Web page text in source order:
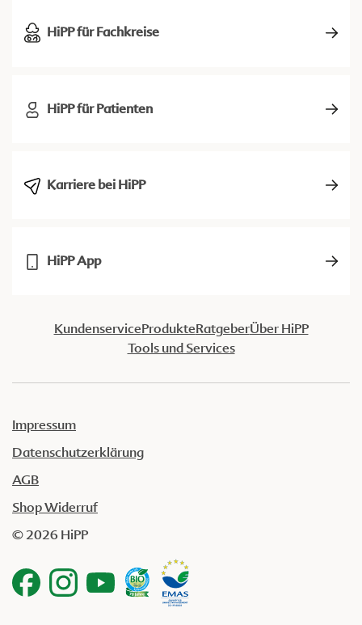
HiPP für Fachkreise
HiPP für Patienten
Karriere bei HiPP
HiPP App
KundenserviceProdukteRatgeberÜber HiPP
Tools und Services
Impressum
Datenschutzerklärung
AGB
Shop Widerruf
© 2026 HiPP